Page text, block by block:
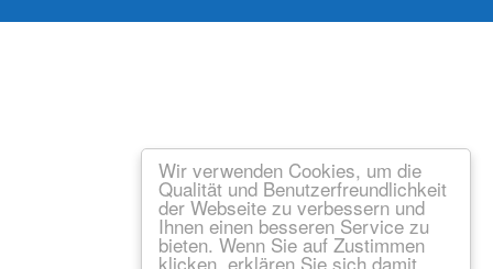
Wir verwenden Cookies, um die
Qualität und Benutzerfreundlichkeit
der Webseite zu verbessern und
Ihnen einen besseren Service zu
bieten. Wenn Sie auf Zustimmen
klicken, erklären Sie sich damit